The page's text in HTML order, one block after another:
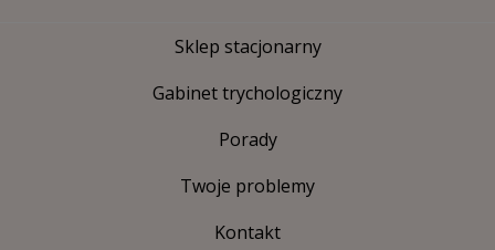
Sklep stacjonarny
Gabinet trychologiczny
Porady
Twoje problemy
Kontakt